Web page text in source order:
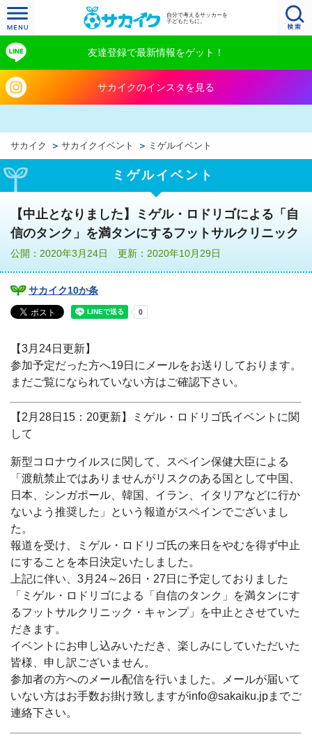
自分で考えるサッカーを
子どもたちに。
友達登録で最新情報をゲット！
サカイクのインスタを見る
サカイク サカイクイベント ミゲルイベント
ミゲルイベント
【中止となりました】ミゲル・ロドリゴによる「自
信のタンク」を満タンにするフットサルクリニック
公開：2020年3月24日 更新：2020年10月29日
サカイク10か条
【3月24日更新】
参加予定だった方へ19日にメールをお送りしております。
まだご覧になられていない方はご確認下さい。
【2月28日15：20更新】ミゲル・ロドリゴ氏イベントに関
して
新型コロナウイルスに関して、スペイン保健大臣による
「渡航禁止ではありませんがリスクのある国として中国、
日本、シンガポール、韓国、イラン、イタリアなどに行か
ないよう推奨した」という報道がスペインでございまし
た。
報道を受け、ミゲル・ロドリゴ氏の来日をやむを得ず中止
にすることを本日決定いたしました。
上記に伴い、3月24～26日・27日に予定しておりました
「ミゲル・ロドリゴによる「自信のタンク」を満タンにす
るフットサルクリニック・キャンプ」を中止とさせていた
だきます。
イベントにお申し込みいただき、楽しみにしていただいた
皆様、申し訳ございません。
参加者の方へのメール配信を行いました。メールが届いて
いない方はお手数お掛け致しますがinfo@sakaiku.jpまでご
連絡下さい。